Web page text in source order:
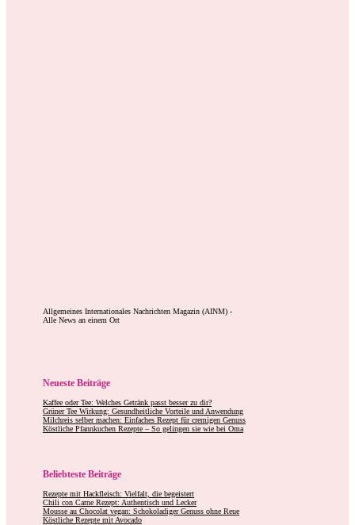
Allgemeines Internationales Nachrichten Magazin (AINM) -
Alle News an einem Ort
Neueste Beiträge
Kaffee oder Tee: Welches Getränk passt besser zu dir?
Grüner Tee Wirkung: Gesundheitliche Vorteile und Anwendung
Milchreis selber machen: Einfaches Rezept für cremigen Genuss
Köstliche Pfannkuchen Rezepte – So gelingen sie wie bei Oma
Beliebteste Beiträge
Rezepte mit Hackfleisch: Vielfalt, die begeistert
Chili con Carne Rezept: Authentisch und Lecker
Mousse au Chocolat vegan: Schokoladiger Genuss ohne Reue
Köstliche Rezepte mit Avocado